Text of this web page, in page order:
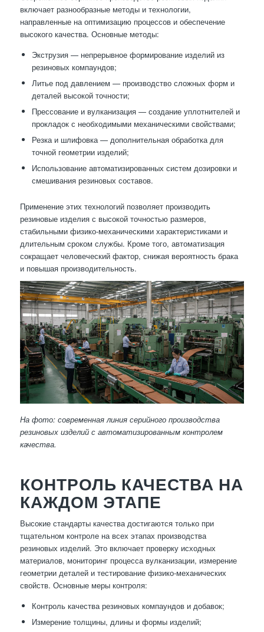
включает разнообразные методы и технологии,
направленные на оптимизацию процессов и обеспечение
высокого качества. Основные методы:
Экструзия — непрерывное формирование изделий из
резиновых компаундов;
Литье под давлением — производство сложных форм и
деталей высокой точности;
Прессование и вулканизация — создание уплотнителей и
прокладок с необходимыми механическими свойствами;
Резка и шлифовка — дополнительная обработка для
точной геометрии изделий;
Использование автоматизированных систем дозировки и
смешивания резиновых составов.
Применение этих технологий позволяет производить
резиновые изделия с высокой точностью размеров,
стабильными физико-механическими характеристиками и
длительным сроком службы. Кроме того, автоматизация
сокращает человеческий фактор, снижая вероятность брака
и повышая производительность.
На фото: современная линия серийного производства
резиновых изделий с автоматизированным контролем
качества.
КОНТРОЛЬ КАЧЕСТВА НА
КАЖДОМ ЭТАПЕ
Высокие стандарты качества достигаются только при
тщательном контроле на всех этапах производства
резиновых изделий. Это включает проверку исходных
материалов, мониторинг процесса вулканизации, измерение
геометрии деталей и тестирование физико-механических
свойств. Основные меры контроля:
Контроль качества резиновых компаундов и добавок;
Измерение толщины, длины и формы изделий;